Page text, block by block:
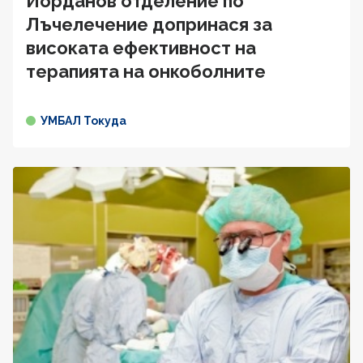
Лъчелечение допринася за
високата ефективност на
терапията на онкоболните
УМБАЛ Токуда